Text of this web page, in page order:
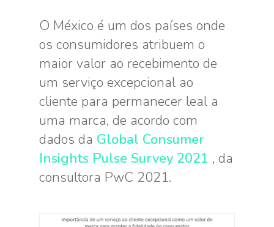
O México é um dos países onde
os consumidores atribuem o
maior valor ao recebimento de
um serviço excepcional ao
cliente para permanecer leal a
uma marca, de acordo com
dados da Global Consumer
Insights Pulse Survey 2021 , da
consultora PwC 2021.